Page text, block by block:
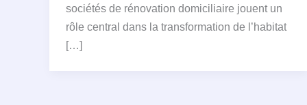
sociétés de rénovation domiciliaire jouent un
rôle central dans la transformation de l’habitat
[…]